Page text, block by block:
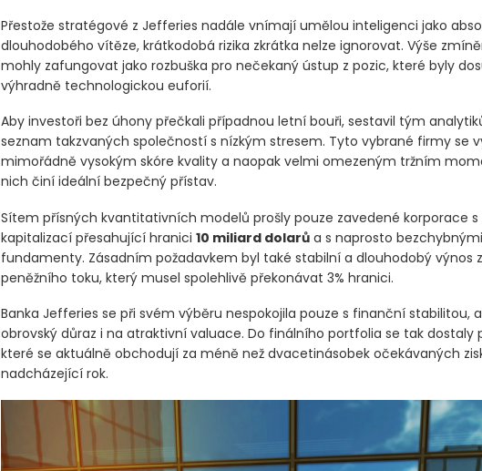
Přestože stratégové z Jefferies nadále vnímají umělou inteligenci jako
dlouhodobého vítěze, krátkodobá rizika zkrátka nelze ignorovat. Výše
mohly zafungovat jako rozbuška pro nečekaný ústup z pozic, které byly
výhradně technologickou euforií.
Aby investoři bez úhony přečkali případnou letní bouři, sestavil tým
seznam takzvaných společností s nízkým stresem. Tyto vybrané firmy se
mimořádně vysokým skóre kvality a naopak velmi omezeným tržním
nich činí ideální bezpečný přístav.
Sítem přísných kvantitativních modelů prošly pouze zavedené korporace s
kapitalizací přesahující hranici 10 miliard dolarůa s naprosto bezchybnými
fundamenty. Zásadním požadavkem byl také stabilní a dlouhodobý výnos
peněžního toku, který musel spolehlivě překonávat 3% hranici.
Banka Jefferies se při svém výběru nespokojila pouze s finanční stabilitou,
obrovský důraz i na atraktivní valuace. Do finálního portfolia se tak dostaly
které se aktuálně obchodují za méně než dvacetinásobek očekávaných
nadcházející rok.